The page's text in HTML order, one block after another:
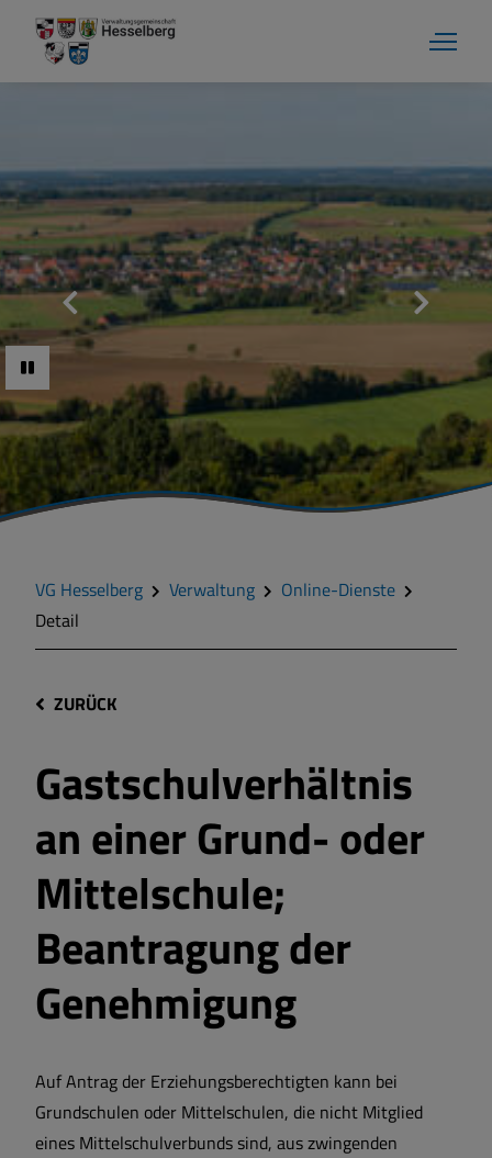
VG Hesselberg Verwaltung
Online-Dienste
Detail
ZURÜCK
Gastschulverhältnis
an einer Grund- oder
Mittelschule;
Beantragung der
Genehmigung
Auf Antrag der Erziehungsberechtigten kann bei
Grundschulen oder Mittelschulen, die nicht Mitglied
eines Mittelschulverbunds sind, aus zwingenden